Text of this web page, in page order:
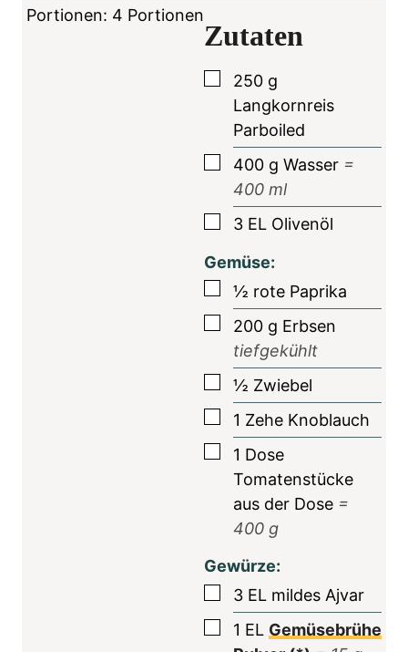
n
e
Portionen: 4 Portionen
Zutaten
▢
250 g
Langkornreis
Parboiled
▢
400 g Wasser =
400 ml
▢
3 EL Olivenöl
Gemüse:
▢
½ rote Paprika
▢
200 g Erbsen
tiefgekühlt
▢
½ Zwiebel
▢
1 Zehe Knoblauch
▢
1 Dose
Tomatenstücke
aus der Dose =
400 g
Gewürze:
▢
3 EL mildes Ajvar
▢
1 EL Gemüsebrühe